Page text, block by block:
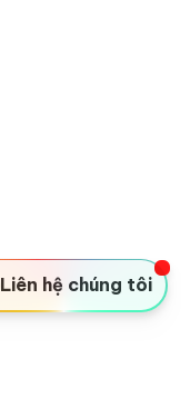
Liên hệ chúng tôi